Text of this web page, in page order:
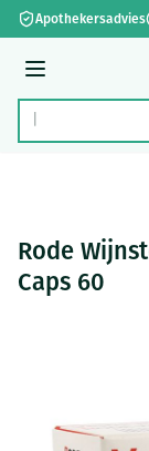
Ga naar de inhoud
Apothekersadvies
Menu
Product, merk,
Rode
Caps 60